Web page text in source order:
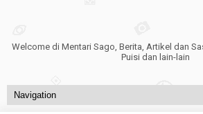
Welcome di Mentari Sago, Berita, Artikel dan
Puisi dan lain-lain